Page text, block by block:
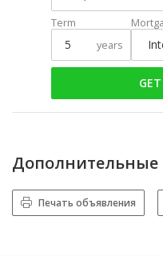
Term
years
Дополнительные
Печать объявления